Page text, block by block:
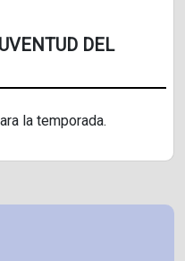
DEL
la temporada.